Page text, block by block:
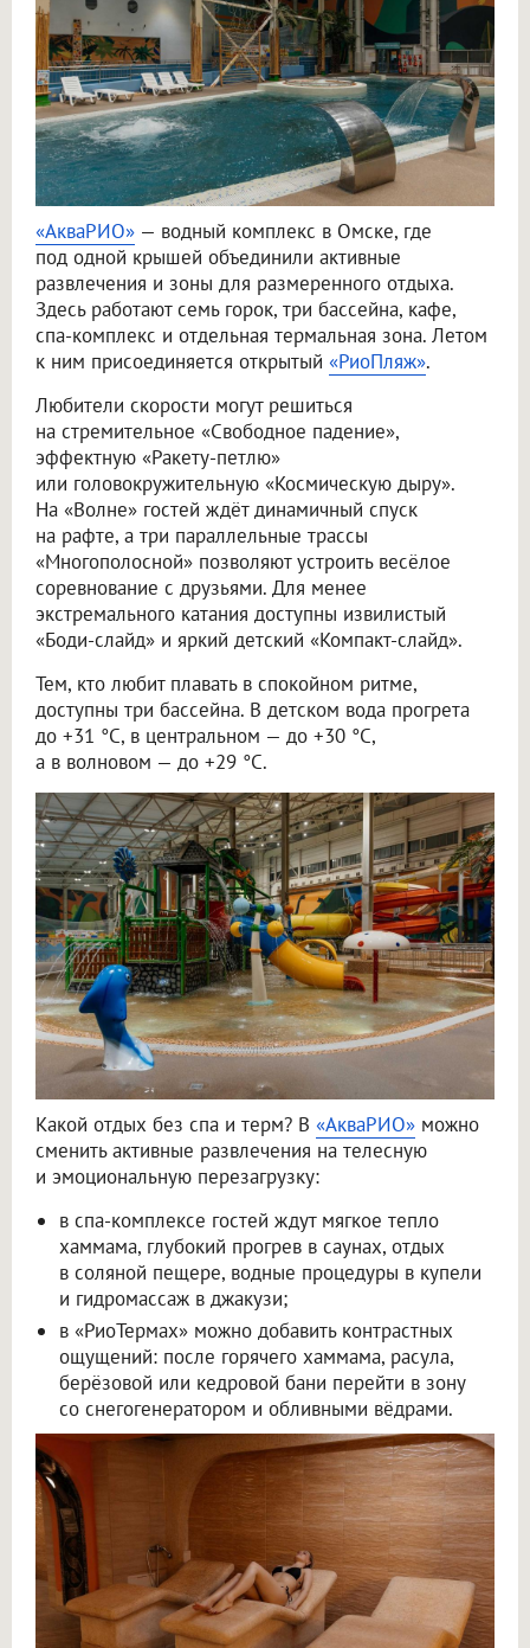
«АкваРИО» — водный комплекс в Омске, где
под одной крышей объединили активные
развлечения и зоны для размеренного отдыха.
Здесь работают семь горок, три бассейна, кафе,
спа-комплекс и отдельная термальная зона. Летом
к ним присоединяется открытый «РиоПляж».
Любители скорости могут решиться
на стремительное «Свободное падение»,
эффектную «Ракету-петлю»
или головокружительную «Космическую дыру».
На «Волне» гостей ждёт динамичный спуск
на рафте, а три параллельные трассы
«Многополосной» позволяют устроить весёлое
соревнование с друзьями. Для менее
экстремального катания доступны извилистый
«Боди-слайд» и яркий детский «Компакт-слайд».
Тем, кто любит плавать в спокойном ритме,
доступны три бассейна. В детском вода прогрета
до +31 °C, в центральном — до +30 °C,
а в волновом — до +29 °C.
Какой отдых без спа и терм? В «АкваРИО» можно
сменить активные развлечения на телесную
и эмоциональную перезагрузку:
в спа-комплексе гостей ждут мягкое тепло
хаммама, глубокий прогрев в саунах, отдых
в соляной пещере, водные процедуры в купели
и гидромассаж в джакузи;
в «РиоТермах» можно добавить контрастных
ощущений: после горячего хаммама, расула,
берёзовой или кедровой бани перейти в зону
со снегогенератором и обливными вёдрами.